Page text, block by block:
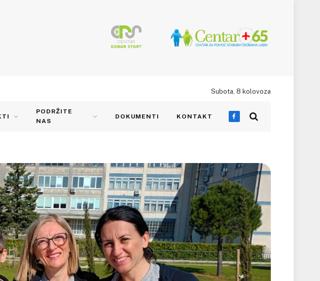
Subota, 8 kolovoza
PODRŽITE
NAS
DOKUMENTI KONTAKT
Facebook